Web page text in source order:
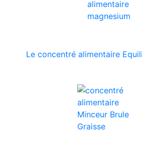
Le concentré alimentaire